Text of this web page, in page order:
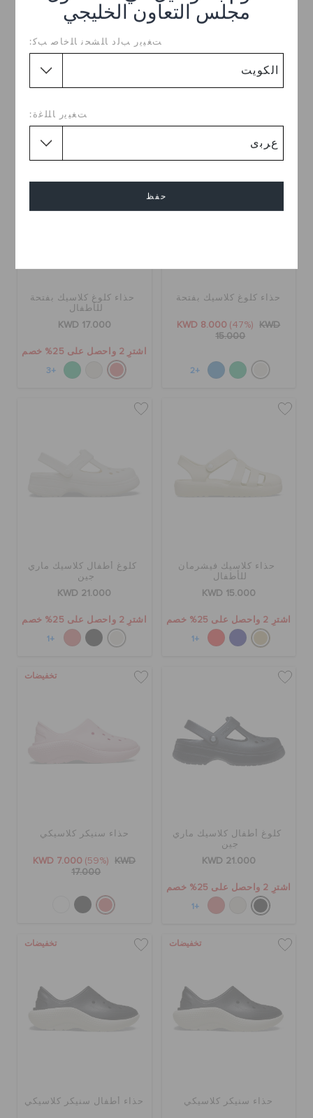
مجلس التعاون الخليجي
ﺖﻐﻴﻳﺭ ﺐﻟﺩ ﺎﻠﺸﺤﻧ ﺎﻠﺧﺎﺻ ﺐﻛ:
ﺖﻐﻴﻳﺭ ﺎﻠﻠﻏﺓ:
حفظ
17.000
حذاء كلوغ كلاسيك بفتحة
KWD 8.000 (47%)
KWD
15.000
+2
حذاء كلوغ كلاسيك بفتحة
للأطفال
KWD 17.000
اشترِ 2 واحصل على 25% خصم
+3
حذاء كلاسيك فيشرمان
للأطفال
KWD 15.000
اشترِ 2 واحصل على 25% خصم
+1
كلوغ أطفال كلاسيك ماري
جين
KWD 21.000
اشترِ 2 واحصل على 25% خصم
+1
كلوغ أطفال كلاسيك ماري
جين
KWD 21.000
اشترِ 2 واحصل على 25% خصم
+1
تخفيضات
حذاء سنيكر كلاسيكي
KWD 7.000 (59%)
KWD
17.000
تخفيضات
حذاء سنيكر كلاسيكي
تخفيضات
حذاء أطفال سنيكر كلاسيكي